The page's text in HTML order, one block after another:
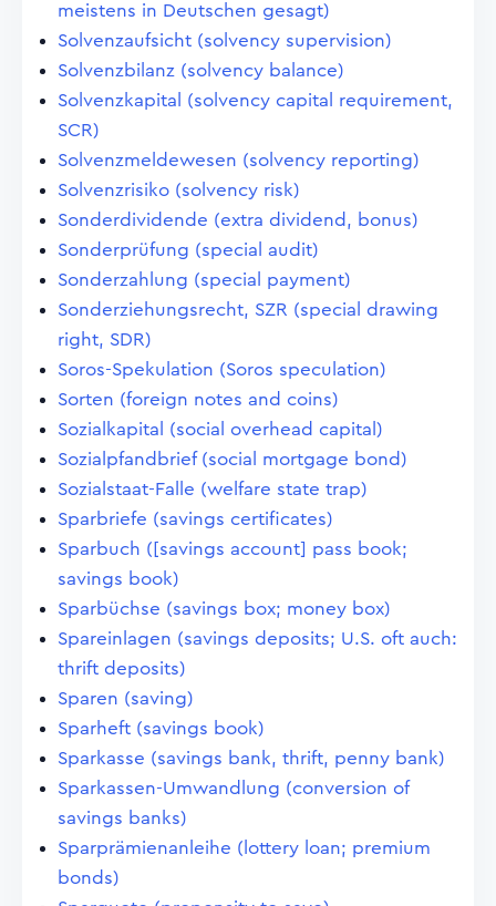
meistens in Deutschen gesagt)
Solvenzaufsicht (solvency supervision)
Solvenzbilanz (solvency balance)
Solvenzkapital (solvency capital requirement,
SCR)
Solvenzmeldewesen (solvency reporting)
Solvenzrisiko (solvency risk)
Sonderdividende (extra dividend, bonus)
Sonderprüfung (special audit)
Sonderzahlung (special payment)
Sonderziehungsrecht, SZR (special drawing
right, SDR)
Soros-Spekulation (Soros speculation)
Sorten (foreign notes and coins)
Sozialkapital (social overhead capital)
Sozialpfandbrief (social mortgage bond)
Sozialstaat-Falle (welfare state trap)
Sparbriefe (savings certificates)
Sparbuch ([savings account] pass book;
savings book)
Sparbüchse (savings box; money box)
Spareinlagen (savings deposits; U.S. oft auch:
thrift deposits)
Sparen (saving)
Sparheft (savings book)
Sparkasse (savings bank, thrift, penny bank)
Sparkassen-Umwandlung (conversion of
savings banks)
Sparprämienanleihe (lottery loan; premium
bonds)